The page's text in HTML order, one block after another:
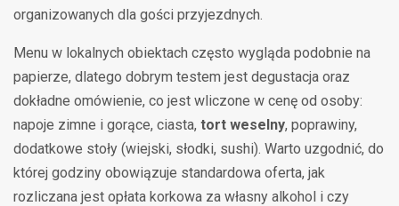
organizowanych dla gości przyjezdnych.
Menu w lokalnych obiektach często wygląda podobnie na
papierze, dlatego dobrym testem jest degustacja oraz
dokładne omówienie, co jest wliczone w cenę od osoby:
napoje zimne i gorące, ciasta, tort weselny, poprawiny,
dodatkowe stoły (wiejski, słodki, sushi). Warto uzgodnić, do
której godziny obowiązuje standardowa oferta, jak
rozliczana jest opłata korkowa za własny alkohol i czy